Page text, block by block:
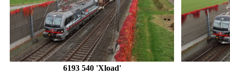
6193 540 'Xload'